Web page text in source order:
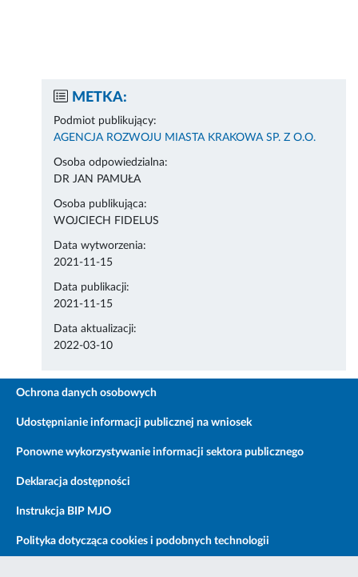
METKA:
Podmiot publikujący:
AGENCJA ROZWOJU MIASTA KRAKOWA SP. Z O.O.
Osoba odpowiedzialna:
DR JAN PAMUŁA
Osoba publikująca:
WOJCIECH FIDELUS
Data wytworzenia:
2021-11-15
Data publikacji:
2021-11-15
Data aktualizacji:
2022-03-10
Ochrona danych osobowych
Udostępnianie informacji publicznej na wniosek
Ponowne wykorzystywanie informacji sektora publicznego
Deklaracja dostępności
Instrukcja BIP MJO
Polityka dotycząca cookies i podobnych technologii